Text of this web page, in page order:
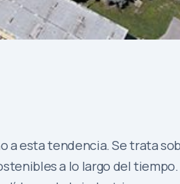
a esta tendencia. Se trata
a lo largo del tiempo.